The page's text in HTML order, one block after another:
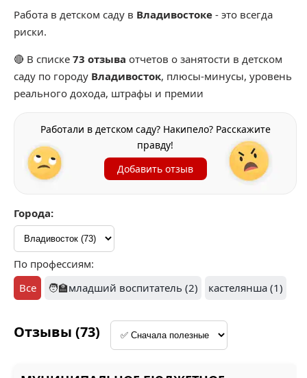
Работа в детском саду в Владивостоке - это всегда
риски.
🔴 В списке 73 отзыва отчетов о занятости в детском
саду по городу Владивосток, плюсы-минусы, уровень
реального дохода, штрафы и премии
Работали в детском саду? Накипело? Расскажите
правду!
Добавить отзыв
Города:
По профессиям:
Все
🧑‍🏫младший воспитатель (2) кастелянша (1)
Отзывы (73)